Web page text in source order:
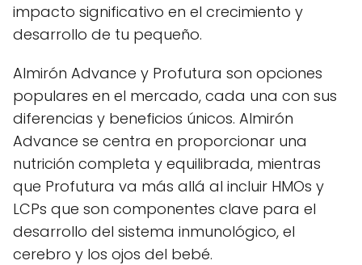
impacto significativo en el crecimiento y
desarrollo de tu pequeño.
Almirón Advance y Profutura son opciones
populares en el mercado, cada una con sus
diferencias y beneficios únicos. Almirón
Advance se centra en proporcionar una
nutrición completa y equilibrada, mientras
que Profutura va más allá al incluir HMOs y
LCPs que son componentes clave para el
desarrollo del sistema inmunológico, el
cerebro y los ojos del bebé.